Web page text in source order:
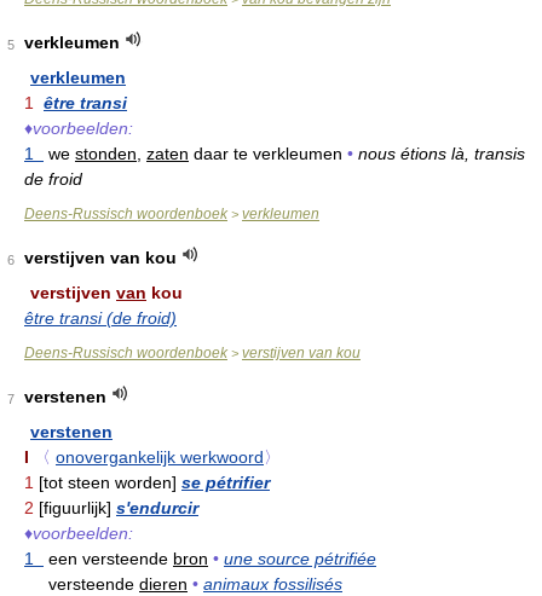
5
verkleumen
verkleumen
1 être transi
♦voorbeelden:
1
we stonden, zaten daar te verkleumen • nous étions là, transis
de froid
Deens-Russisch woordenboek > verkleumen
6
verstijven van kou
verstijven van kou
être transi (de froid)
Deens-Russisch woordenboek > verstijven van kou
7
verstenen
verstenen
I
〈 onovergankelijk werkwoord〉
1 [tot steen worden] se pétrifier
2 [figuurlijk] s'endurcir
♦voorbeelden:
1
een versteende bron • une source pétrifiée
versteende dieren • animaux fossilisés